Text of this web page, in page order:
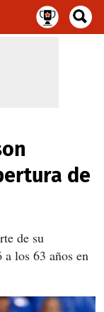
de
de su
los 63 años en